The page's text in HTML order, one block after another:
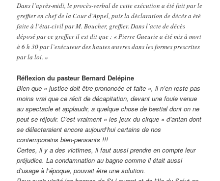
Dans l’après-midi, le procès-verbal de cette exécution a été fait par le
greffier en chef de la Cour d’Appel, puis la déclaration de décès a été
faite à l’état-civil par M. Boucher, greffier. Dans l’acte de décès
déposé par ce greffier il est dit que : « Pierre Gueurie a été mis à mort
à 6 h 30 par l’exécuteur des hautes œuvres dans les formes prescrites
par la loi. »
Réflexion du pasteur Bernard Delépine
Bien que « justice doit être prononcée et faite », il n’en reste pas
moins vrai que ce récit de décapitation, devant une foule venue
au spectacle et applaudir, a quelque chose de bestial dont on ne
peut se réjouir. C’est vraiment « les jeux du cirque » d’antan dont
se délecteraient encore aujourd’hui certains de nos
contemporains bien-pensants !!!
Certes, il y a des victimes, il faut aussi prendre en compte leur
préjudice. La condamnation au bagne comme il était aussi
d’usage à l’époque, pouvait être une solution.